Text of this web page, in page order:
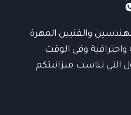
والفنيين المهرة
وفي الوقت
التي تناسب ميزانيتكم